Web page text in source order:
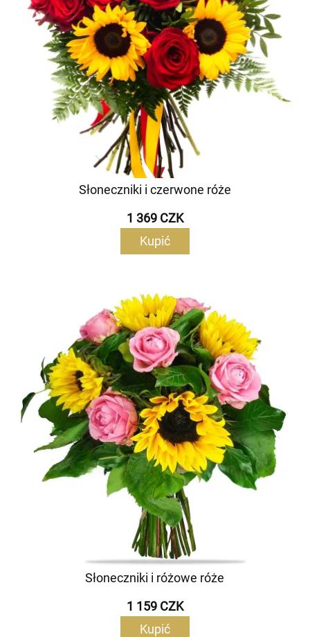
Słoneczniki i czerwone róże
1 369 CZK
Kupić
Słoneczniki i różowe róże
1 159 CZK
Kupić